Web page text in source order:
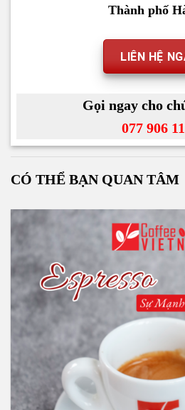
Thành phố
LIÊN HỆ
Gọi ngay cho
077 906
CÓ THỂ BẠN QUAN TÂM